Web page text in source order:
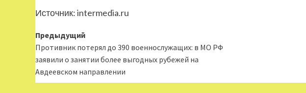
Источник:intermedia.ru
Навигация
записи
Предыдущий
Противник потерял до 390 военнослужащих: в МО РФ
заявили о занятии более выгодных рубежей на
Авдеевском направлении